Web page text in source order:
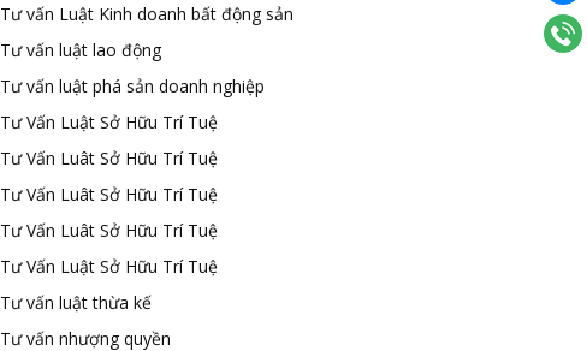
Tư vấn Luật Kinh doanh bất động sản
Tư vấn luật lao động
Tư vấn luật phá sản doanh nghiệp
Tư Vấn Luật Sở Hữu Trí Tuệ
Tư Vấn Luât Sở Hữu Trí Tuệ
Tư Vấn Luât Sở Hữu Trí Tuệ
Tư Vấn Luât Sở Hữu Trí Tuệ
Tư Vấn Luật Sở Hữu Trí Tuệ
Tư vấn luật thừa kế
Tư vấn nhượng quyền